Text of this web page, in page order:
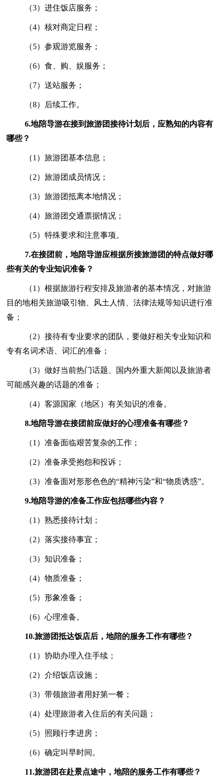
（3）进住饭店服务；
（4）核对商定日程；
（5）参观游览服务；
（6）食、购、娱服务；
（7）送站服务；
（8）后续工作。
6.地陪导游在接到旅游团接待计划后，应熟知的内容有
哪些？
（1）旅游团基本信息；
（2）旅游团成员情况；
（3）旅游团抵离本地情况；
（4）旅游团交通票据情况；
（5）特殊要求和注意事项。
7.在接团前，地陪导游应根据所接旅游团的特点做好哪
些有关的专业知识准备？
（1）根据旅游行程安排及旅游者的基本情况，对旅游
目的地相关旅游吸引物、风土人情、法律法规等知识进行准
备；
（2）接待有专业要求的团队，要做好相关专业知识和
专有名词术语、词汇的准备；
（3）做好当前热门话题、国内外重大新闻以及旅游者
可能感兴趣的话题的准备；
（4）客源国家（地区）有关知识的准备。
8.地陪导游在接团前应做好的心理准备有哪些？
（1）准备面临艰苦复杂的工作；
（2）准备承受抱怨和投诉；
（3）准备面对形形色色的“精神污染”和“物质诱惑”。
9.地陪导游的准备工作应包括哪些内容？
（1）熟悉接待计划；
（2）落实接待事宜；
（3）知识准备；
（4）物质准备；
（5）形象准备；
（6）心理准备。
10.旅游团抵达饭店后，地陪的服务工作有哪些？
（1）协助办理入住手续；
（2）介绍饭店设施；
（3）带领旅游者用好第一餐；
（4）处理旅游者入住后的有关问题；
（5）照顾行李进房；
（6）确定叫早时间。
11.旅游团在赴景点途中，地陪的服务工作有哪些？